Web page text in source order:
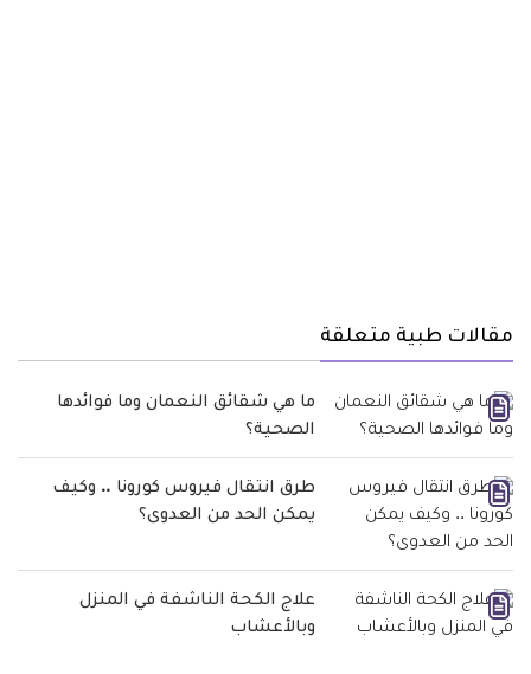
مقالات طبية متعلقة
ما هي شقائق النعمان وما فوائدها
الصحية؟
طرق انتقال فيروس كورونا .. وكيف
يمكن الحد من العدوى؟
علاج الكحة الناشفة في المنزل
وبالأعشاب